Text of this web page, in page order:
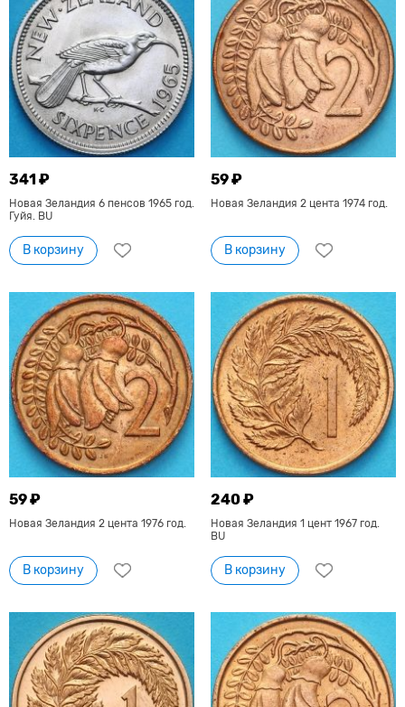
341 ₽
Новая Зеландия 6 пенсов 1965 год.
Гуйя. BU
В корзину
59 ₽
Новая Зеландия 2 цента 1974 год.
В корзину
59 ₽
Новая Зеландия 2 цента 1976 год.
В корзину
240 ₽
Новая Зеландия 1 цент 1967 год.
BU
В корзину